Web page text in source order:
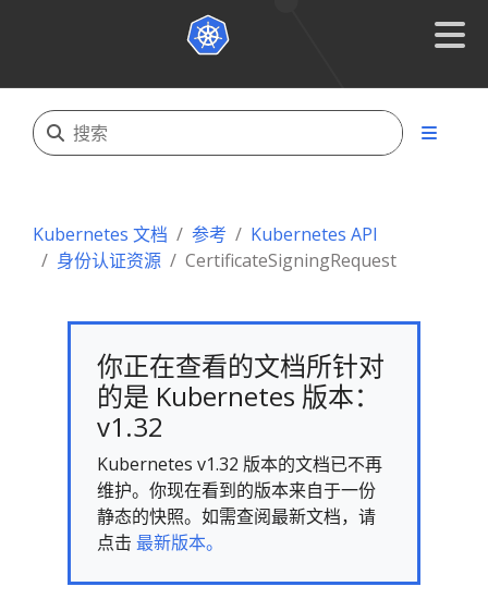
Kubernetes 文档 参考
Kubernetes API
身份认证资源
CertificateSigningRequest
你正在查看的文档所针对
的是 Kubernetes 版本：
v1.32
Kubernetes v1.32 版本的文档已不再
维护。你现在看到的版本来自于一份
静态的快照。如需查阅最新文档，请
点击 最新版本。